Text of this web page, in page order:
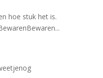
hoe stuk het is.